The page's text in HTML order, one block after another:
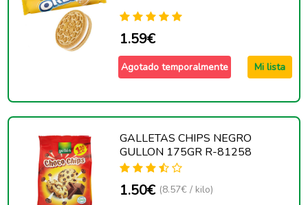
1.59€
Agotado temporalmente Mi lista
GALLETAS CHIPS NEGRO
GULLON 175GR R-81258
1.50€ (8.57€ / kilo)